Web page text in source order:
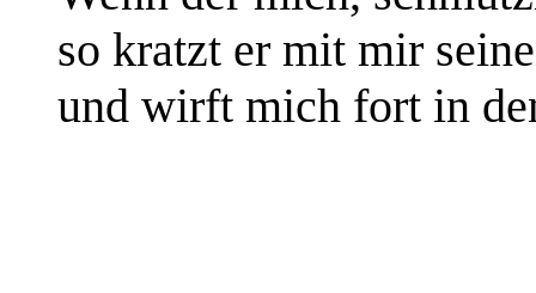
so kratzt er mit mir
und wirft mich fort in